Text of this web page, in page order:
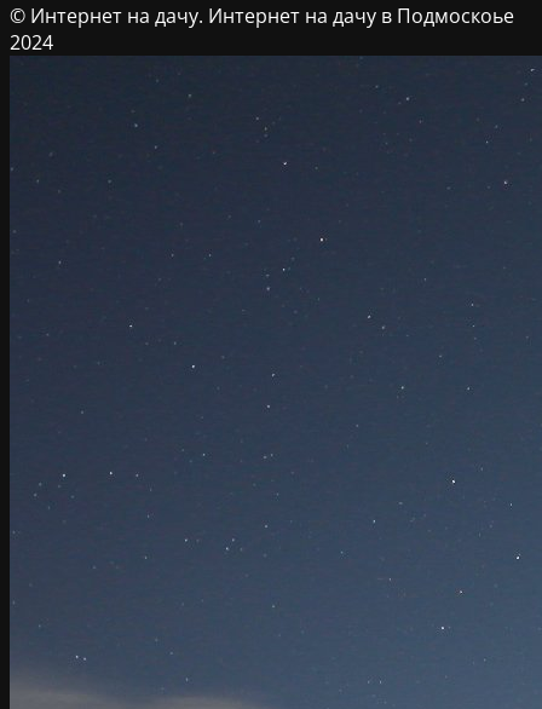
© Интернет на дачу. Интернет на дачу в Подмоскоье
2024